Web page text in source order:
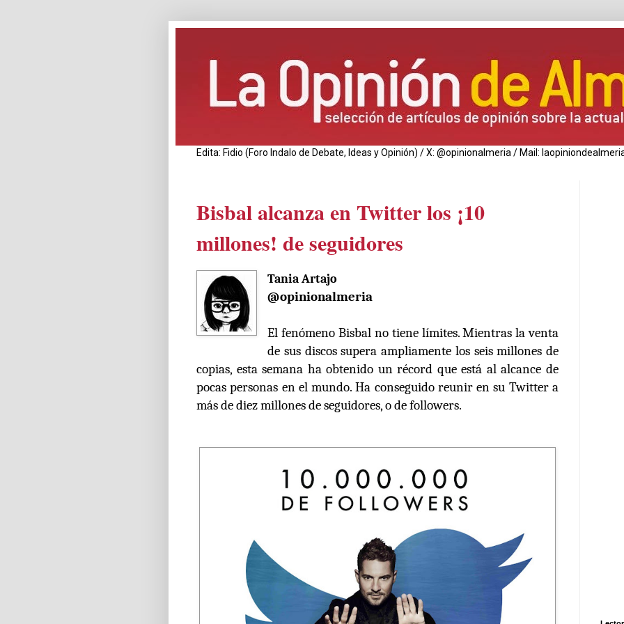
Edita: Fidio (Foro Indalo de Debate, Ideas y Opinión) / X: @opinionalmeria / Mail:
Bisbal alcanza en Twitter los ¡10
millones! de seguidores
Tania Artajo
@opinionalmeria
El fenómeno Bisbal no tiene límites. Mientras la venta
de sus discos supera ampliamente los seis millones de
copias, esta semana ha obtenido un récord que está al alcance de
pocas personas en el mundo. Ha conseguido reunir en su Twitter a
más de diez millones de seguidores, o de followers.